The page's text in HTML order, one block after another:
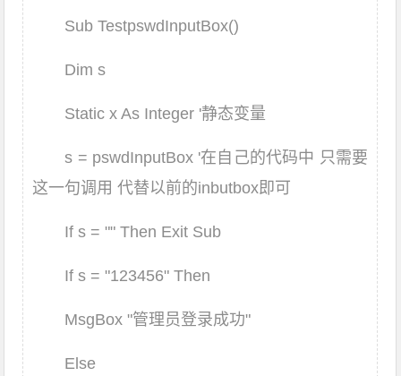
Sub TestpswdInputBox()
Dim s
Static x As Integer '静态变量
s = pswdInputBox '在自己的代码中 只需要
这一句调用 代替以前的inbutbox即可
If s = "" Then Exit Sub
If s = "123456" Then
MsgBox "管理员登录成功"
Else